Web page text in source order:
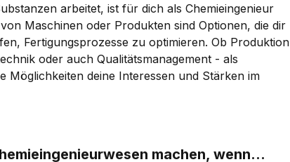
arbeitet, ist für dich als Chemieingenieur
Maschinen oder Produkten sind Optionen, die dir
Fertigungsprozesse zu optimieren. Ob Produktion
oder auch Qualitätsmanagement - als
Möglichkeiten deine Interessen und Stärken im
machen, wenn...